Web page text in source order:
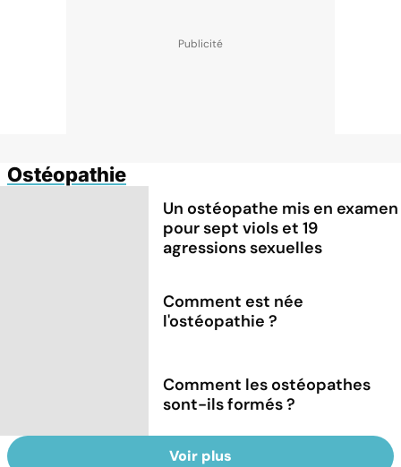
Ostéopathie
Un ostéopathe mis en examen
pour sept viols et 19
agressions sexuelles
Comment est née
l'ostéopathie ?
Comment les ostéopathes
sont-ils formés ?
Voir plus